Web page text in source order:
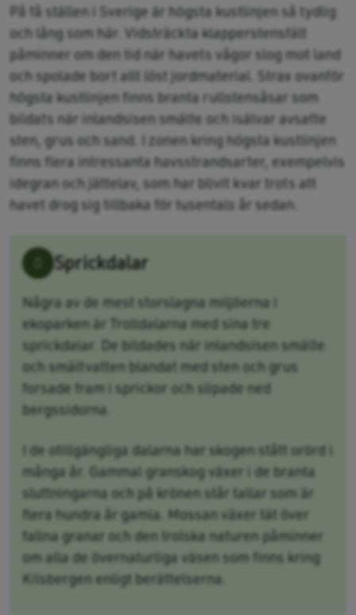
På få ställen i Sverige är högsta kustlinjen så tydlig
och lång som här. Vidsträckta klapperstensfält
påminner om den tid när havets vågor slog mot land
och spolade bort allt löst jordmaterial. Strax ovanför
högsta kustlinjen finns branta rullstensåsar som
bildats när inlandsisen smälte och isälvar avsatte
sten, grus och sand. I zonen kring högsta kustlinjen
finns flera intressanta havsstrandsarter, exempelvis
idegran och jättelav, som har blivit kvar trots att
havet drog sig tillbaka för tusentals år sedan.
Sprickdalar
Några av de mest storslagna miljöerna i
ekoparken är Trolldalarna med sina tre
sprickdalar. De bildades när inlandsisen smälte
och smältvatten blandat med sten och grus
forsade fram i sprickor och slipade ned
bergssidorna.
I de otillgängliga dalarna har skogen stått orörd i
många år. Gammal granskog växer i de branta
sluttningarna och på krönen står tallar som är
flera hundra år gamla. Mossan växer tät över
fallna granar och den trolska naturen påminner
om alla de övernaturliga väsen som finns kring
Kilsbergen enligt berättelserna.